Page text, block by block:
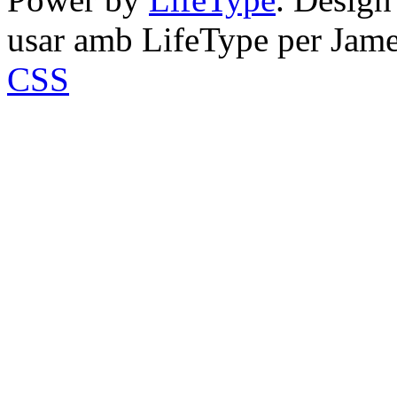
usar amb LifeType per
CSS